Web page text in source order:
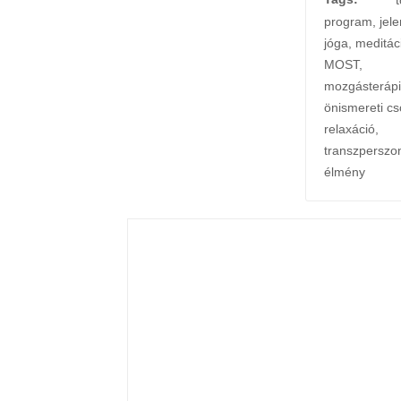
program
jóga
MOST,
önismereti
relaxáció
élmény